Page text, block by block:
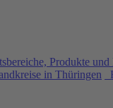
Produkte
in Thüringen